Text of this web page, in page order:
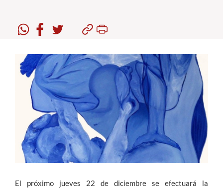
Estudiantes
Académicos
Funcionarios
Alumni
English
El próximo jueves 22 de diciembre se efectuará la